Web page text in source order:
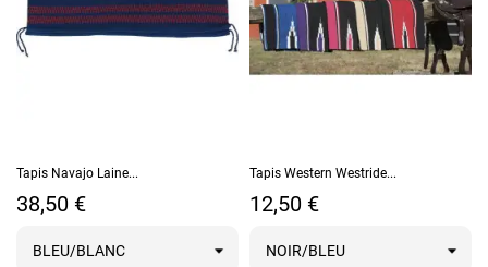
Tapis Navajo Laine...
Prix
38,50 €
Tapis Western Westride...
Prix
12,50 €